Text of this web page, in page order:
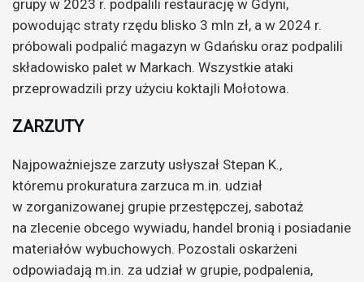
grupy w 2023 r. podpalili restaurację w Gdyni,
powodując straty rzędu blisko 3 mln zł, a w 2024 r.
próbowali podpalić magazyn w Gdańsku oraz podpalili
składowisko palet w Markach. Wszystkie ataki
przeprowadzili przy użyciu koktajli Mołotowa.
ZARZUTY
Najpoważniejsze zarzuty usłyszał Stepan K.,
któremu prokuratura zarzuca m.in. udział
w zorganizowanej grupie przestępczej, sabotaż
na zlecenie obcego wywiadu, handel bronią i posiadanie
materiałów wybuchowych. Pozostali oskarżeni
odpowiadają m.in. za udział w grupie, podpalenia,